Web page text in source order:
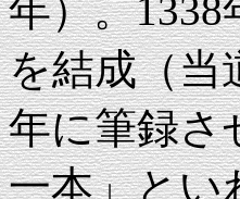
年）。
を結成（当
年に筆録さ
一本」とい